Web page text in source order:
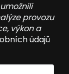
provozu
výkon a
údajů